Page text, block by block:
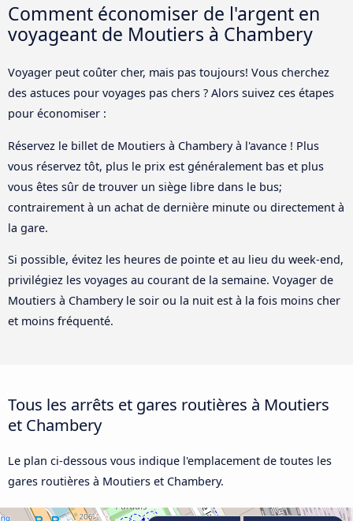
Comment économiser de l'argent en
voyageant de Moutiers à Chambery
Voyager peut coûter cher, mais pas toujours! Vous cherchez
des astuces pour voyages pas chers ? Alors suivez ces étapes
pour économiser :
Réservez le billet de Moutiers à Chambery à l'avance ! Plus
vous réservez tôt, plus le prix est généralement bas et plus
vous êtes sûr de trouver un siège libre dans le bus;
contrairement à un achat de dernière minute ou directement à
la gare.
Si possible, évitez les heures de pointe et au lieu du week-end,
privilégiez les voyages au courant de la semaine. Voyager de
Moutiers à Chambery le soir ou la nuit est à la fois moins cher
et moins fréquenté.
Tous les arrêts et gares routières à Moutiers
et Chambery
Le plan ci-dessous vous indique l'emplacement de toutes les
gares routières à Moutiers et Chambery.